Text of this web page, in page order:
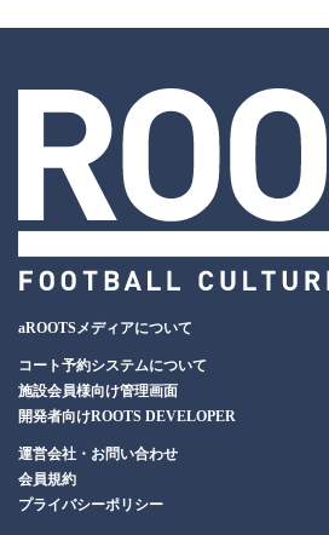
aROOTSメディアについて
コート予約システムについて
施設会員様向け管理画面
開発者向けROOTS DEVELOPER
運営会社・お問い合わせ
会員規約
プライバシーポリシー